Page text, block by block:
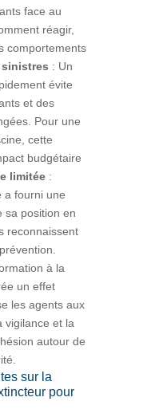
face au
réagir,
comportements
: Un
évite
et des
Pour une
cette
budgétaire
limitée:
a fourni une
sa position en
reconnaissent
à la
un effet
les agents aux
vigilance et la
autour de
sur la
pour